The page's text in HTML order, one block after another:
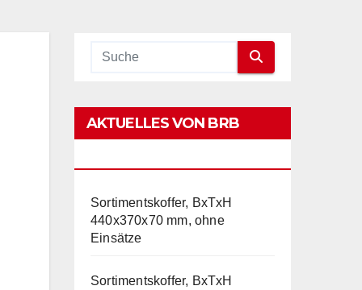
AKTUELLES VON BRB
Sortimentskoffer, BxTxH
440x370x70 mm, ohne
Einsätze
Sortimentskoffer, BxTxH